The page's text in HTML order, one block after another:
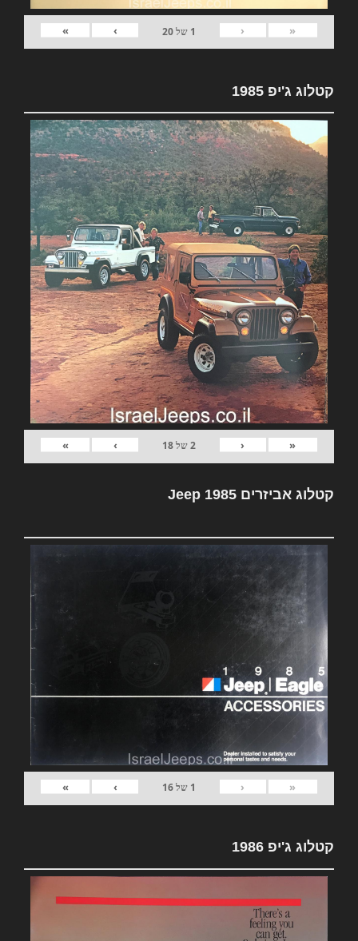
«
‹
1 של20
›
»
קטלוג ג'יפ 1985
«
‹
2של18
›
»
קטלוג אביזרים Jeep 1985
«
‹
1 של16
›
»
קטלוג ג'יפ 1986